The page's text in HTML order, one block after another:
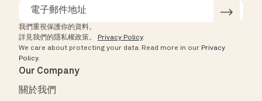
我們重視保護你的資料。
詳見我們的隱私權政策。
Privacy Policy.
We care about protecting your data. Read more in our Privacy
Policy.
Our Company
關於我們